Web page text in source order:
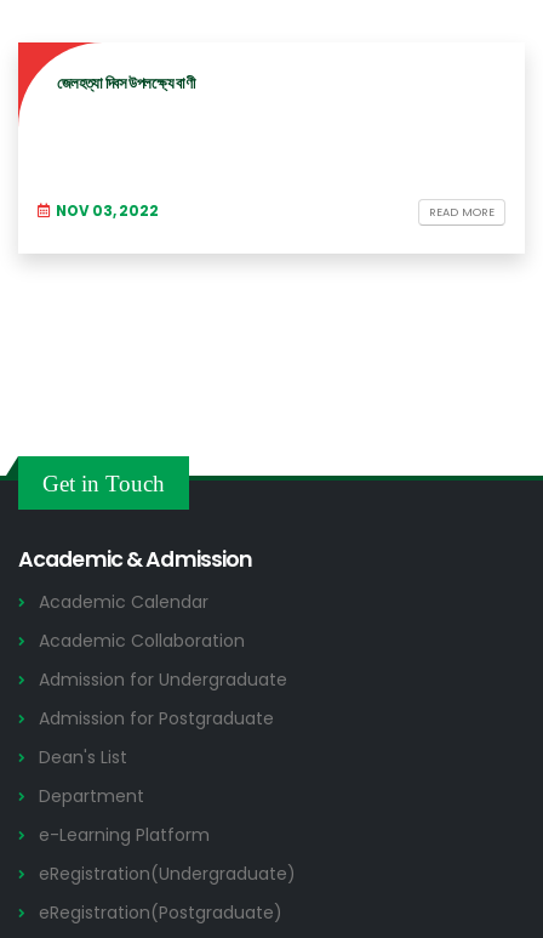
জেলহত্যা দিবস উপলক্ষ্যে বাণী
NOV 03, 2022 READ MORE
Get in Touch
Academic & Admission
Academic Calendar
Academic Collaboration
Admission for Undergraduate
Admission for Postgraduate
Dean's List
Department
e-Learning Platform
eRegistration(Undergraduate)
eRegistration(Postgraduate)